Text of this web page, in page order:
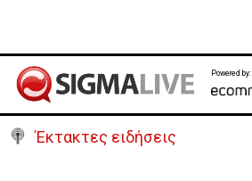
Powered by:
Έκτακτες ειδήσεις